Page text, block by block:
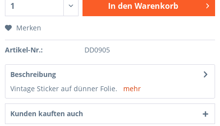
In den Warenkorb
Merken
Artikel-Nr.: DD0905
Beschreibung
Vintage Sticker auf dünner Folie. mehr
Kunden kauften auch